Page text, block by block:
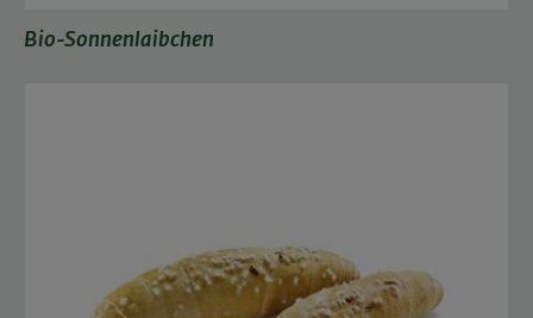
Bio-Sonnenlaibchen